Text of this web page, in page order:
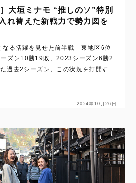
大垣ミナモ “推しのソ”特別
れ替えた新戦力で勢力図を
なる活躍を見せた前半戦 - 東地区6位
ズン10勝19敗、2023シーズン6勝2
過去2シーズン。この状況を打開する
2024年10月26日